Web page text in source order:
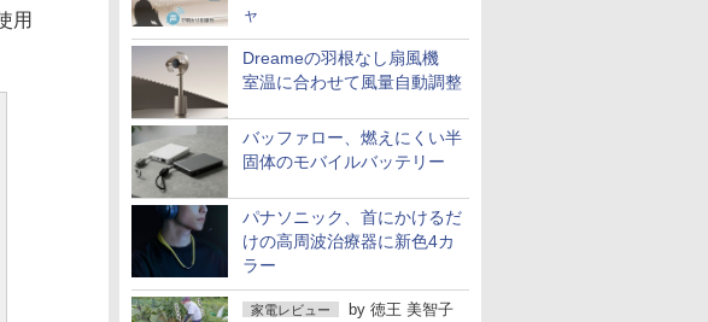
ャ
Dreameの羽根なし扇風機
室温に合わせて風量自動調整
バッファロー、燃えにくい半
固体のモバイルバッテリー
パナソニック、首にかけるだ
けの高周波治療器に新色4カ
ラー
家電レビュー by 徳王 美智子
用